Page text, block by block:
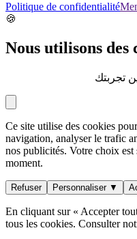
Politique de confidentialité
🍪
Nous utilisons des
تجربتك
Ce site utilise des cookies
navigation, analyser le trafic
nos publicités. Votre choix
moment.
Refuser Personnaliser ▼
En cliquant sur « Accepter
tous les cookies. Consulter